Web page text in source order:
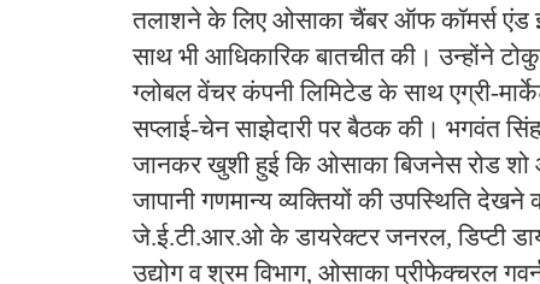
तलाशने के लिए ओसाका चैंबर ऑफ कॉमर्स
साथ भी आधिकारिक बातचीत की। उन्होंने
ग्लोबल वेंचर कंपनी लिमिटेड के साथ एग्री-
सप्लाई-चेन साझेदारी पर बैठक की। भगवंत
जानकर खुशी हुई कि ओसाका बिजनेस रोड शो
जापानी गणमान्य व्यक्तियों की उपस्थिति देखने
जे.ई.टी.आर.ओ के डायरेक्टर जनरल, डिप्टी
उद्योग व श्रम विभाग, ओसाका प्रीफेक्चरल